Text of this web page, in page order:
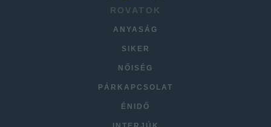
ROVATOK
ANYASÁG
SIKER
NŐISÉG
PÁRKAPCSOLAT
ÉNIDŐ